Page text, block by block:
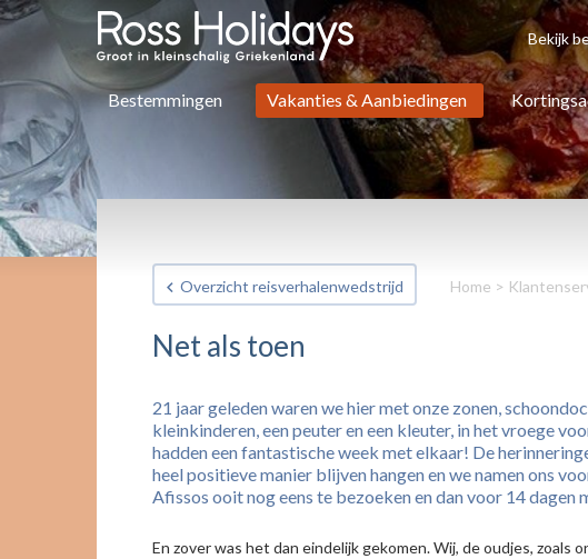
Bekijk
Bestemmingen Vakanties & Aanbiedingen
Overzicht reisverhalenwedstrijd Home >
Net als toen
21 jaar geleden waren we hier met onze zonen,
kleinkinderen, een peuter en een kleuter, in het vroege
hadden een fantastische week met elkaar! De
heel positieve manier blijven hangen en we namen ons
Afissos ooit nog eens te bezoeken en dan voor 14 dagen
En zover was het dan eindelijk gekomen. Wij, de oudjes, zoals